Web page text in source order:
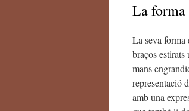
La forma
La seva forma
braços
mans
representació
amb una